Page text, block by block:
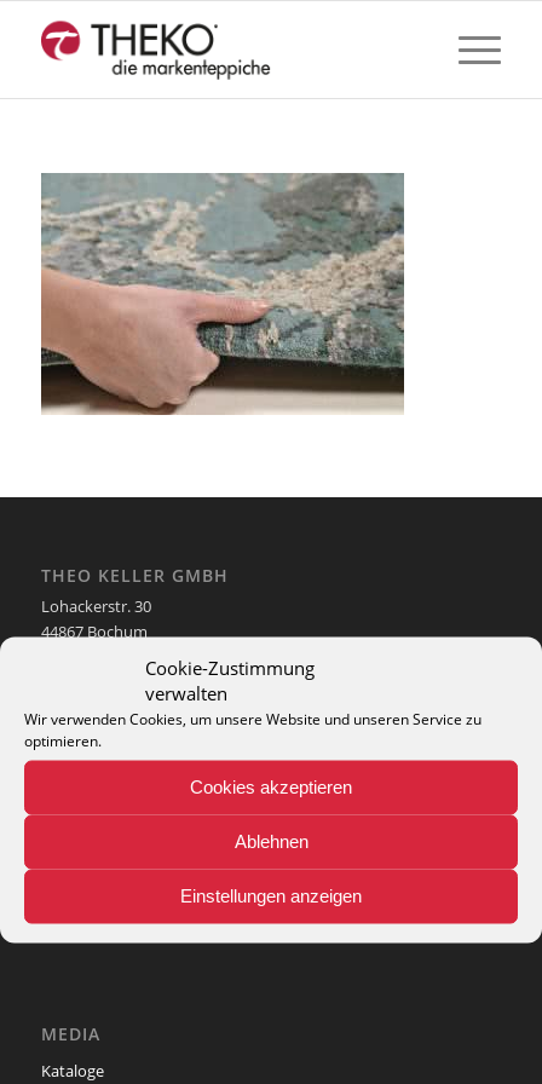
Cookie-Zustimmung
verwalten
Wir verwenden Cookies, um unsere Website und unseren Service zu
optimieren.
Cookies akzeptieren
Ablehnen
Einstellungen anzeigen
THEO KELLER GMBH
Lohackerstr. 30
44867 Bochum
phone: + 49 (2327) 3083 - 20
info@theko-collection.com
INFO
MEDIA
Kataloge